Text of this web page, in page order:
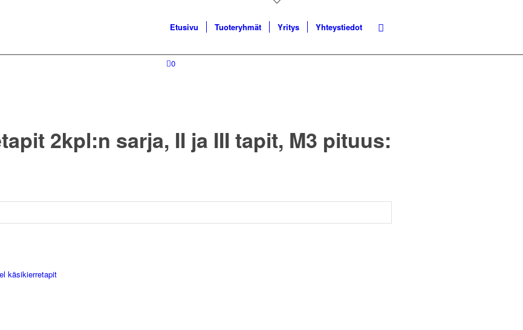
Etusivu Tuoteryhmät Yritys Yhteystiedot
0
2kpl:n sarja, II ja III tapit, M3 pituus:
käsikierretapit